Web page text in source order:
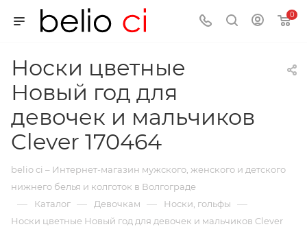
0
Носки цветные
Новый год для
девочек и мальчиков
Clever 170464
belio ci – Интернет-магазин мужского, женского и детского
нижнего белья и колготок в Волгограде
— Каталог — Девочкам — Носки, гольфы —
Носки цветные Новый год для девочек и мальчиков Clever